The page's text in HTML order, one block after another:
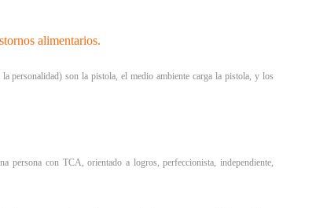
alimentarios.
personalidad) son la pistola, el medio ambiente carga la pistola, y los
persona con TCA, orientado a logros, perfeccionista, independiente,